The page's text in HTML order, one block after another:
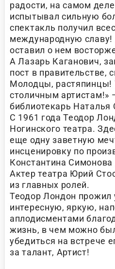
радости, на самом
испытывал сильную
спектакль получил
международную
оставил о нем
А Лазарь Каганович,
пост в правительстве,
Молодцы, растяпинцы!
столичным артистам!»
библиотекарь Наталья
С 1961 года Теодор
Ногинского театра.
еще одну заветную
инсценировку по
Константина
Актер театра Юрий
из главных ролей.
Теодор Лондон прожил
интересную, яркую,
аплодисментами
жизнь, в чем можно
убедиться на встрече
за талант, Артист!